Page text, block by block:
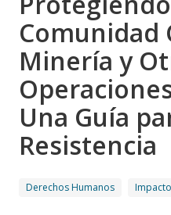
Comunidad
Minería y
Una Guía
Resistencia
Derechos Humanos